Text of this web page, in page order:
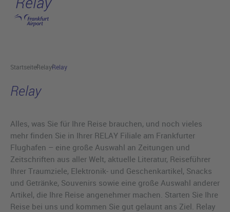
Hauptinhalt anspringen
StartseiteRelayRelay
Relay
Alles, was Sie für Ihre Reise brauchen, und noch vieles
mehr finden Sie in Ihrer RELAY Filiale am Frankfurter
Flughafen – eine große Auswahl an Zeitungen und
Zeitschriften aus aller Welt, aktuelle Literatur, Reiseführer
Ihrer Traumziele, Elektronik- und Geschenkartikel, Snacks
und Getränke, Souvenirs sowie eine große Auswahl anderer
Artikel, die Ihre Reise angenehmer machen. Starten Sie Ihre
Reise bei uns und kommen Sie gut gelaunt ans Ziel. Relay